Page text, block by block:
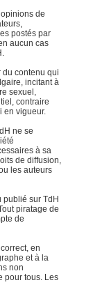
de
postés par
aucun cas
du contenu qui
incitant à
sexuel,
contraire
en vigueur.
ne se
à sa
de diffusion,
les auteurs
publié sur TdH
piratage de
de
en
et à la
non
pour tous. Les